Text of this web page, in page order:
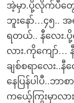
အဲ့မှာ.ပို့လိုက်ပီတွ
ဘူးနော်…၄၅..
ရတယ်.. နီလေး.ပို့
လား.ကိုကျော်…
ချစ်စရာလေး..
နေပြန်ပါပီ..ဘ
ကယ်ေ့ကြွးမှာလာ